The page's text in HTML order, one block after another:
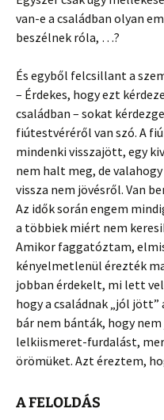
van-e a családban olyan
beszélnek róla, …?
És egyből felcsillant a
– Érdekes, hogy ezt
családban – sokat
fiútestvéréről van szó. A
mindenki visszajött, egy
nem halt meg, de
vissza nem jövésről. Van
Az idők során engem
a többiek miért nem
Amikor faggatóztam,
kényelmetlenül érezték
jobban érdekelt, mi lett
hogy a családnak „jól jött”
bár nem bánták, hogy
lelkiismeret-furdalást,
örömüket. Azt éreztem,
A FELOLDÁS